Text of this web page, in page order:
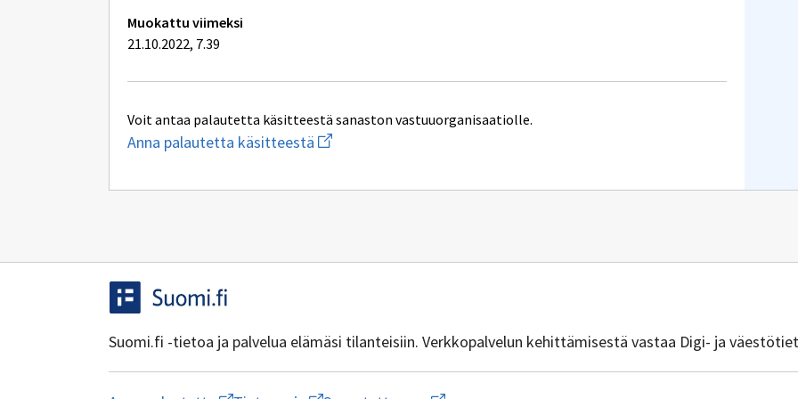
Muokattu viimeksi
21.10.2022, 7.39
Voit antaa palautetta käsitteestä sanaston vastuuorganisaatiolle.
Anna palautetta käsitteestä Aloita
uuden
kirjoitus
Suomi.fi -tietoa ja palvelua elämäsi tilanteisiin. Verkkopalvelun kehittämisestä vastaa Digi- ja